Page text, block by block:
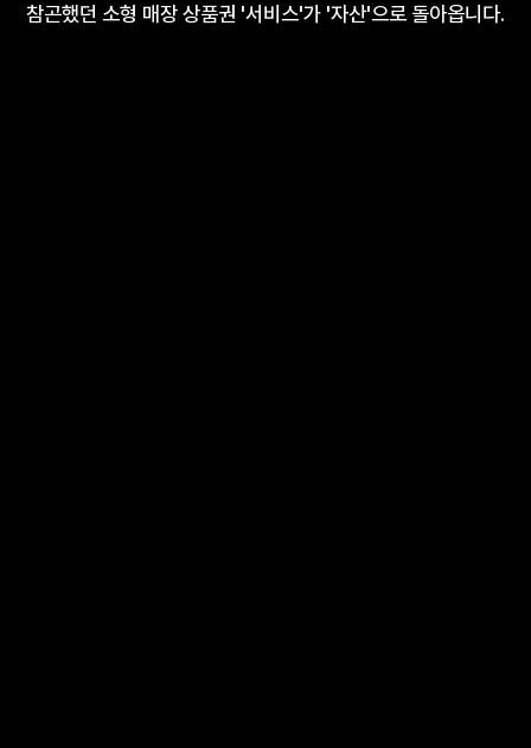
참곤했던 소형 매장 상품권 '서비스'가 '자산'으로 돌아옵니다.